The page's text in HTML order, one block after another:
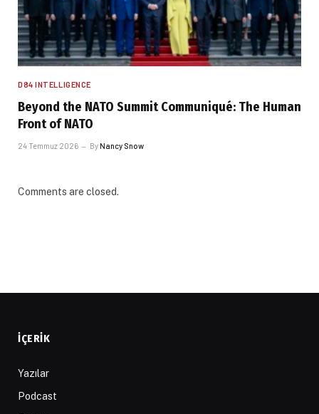
D84 INTELLIGENCE
Beyond the NATO Summit Communiqué: The Human
Front of NATO
24 Temmuz 2026 ByNancy Snow
Comments are closed.
İÇERIK
Yazılar
Podcast